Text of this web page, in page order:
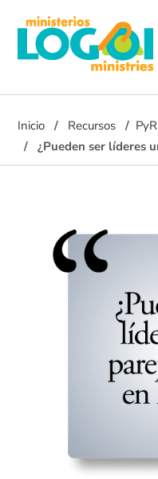
Inicio Recursos
PyR
¿Pueden ser líderes